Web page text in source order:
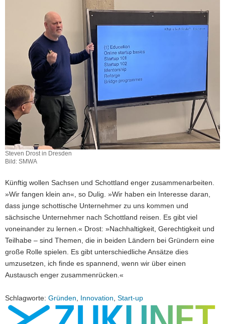
Steven Drost in Dresden
Bild: SMWA
Künftig wollen Sachsen und Schottland enger zusammenarbeiten.
»Wir fangen klein an«, so Dulig. »Wir haben ein Interesse daran,
dass junge schottische Unternehmer zu uns kommen und
sächsische Unternehmer nach Schottland reisen. Es gibt viel
voneinander zu lernen.« Drost: »Nachhaltigkeit, Gerechtigkeit und
Teilhabe – sind Themen, die in beiden Ländern bei Gründern eine
große Rolle spielen. Es gibt unterschiedliche Ansätze dies
umzusetzen, ich finde es spannend, wenn wir über einen
Austausch enger zusammenrücken.«
Schlagworte: Gründen Innovation Start-up